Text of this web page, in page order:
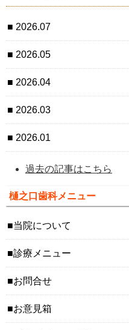
2026.07
2026.05
2026.04
2026.03
2026.01
過去の記事はこちら
樋之口歯科メニュー
当院について
診療メニュー
お問合せ
お意見箱